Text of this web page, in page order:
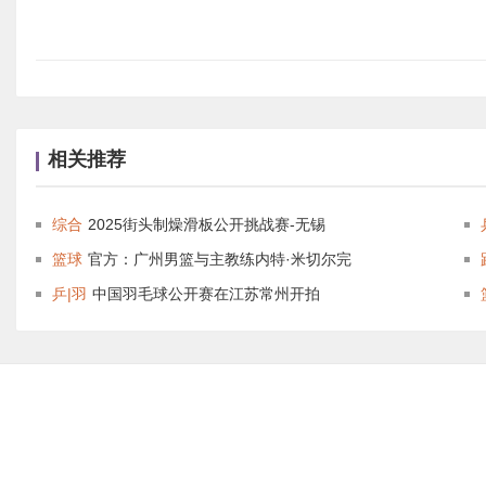
相关推荐
综合 2025街头制燥滑板公开挑战赛-无锡
篮球 官方：广州男篮与主教练内特·米切尔完
乒|羽 中国羽毛球公开赛在江苏常州开拍